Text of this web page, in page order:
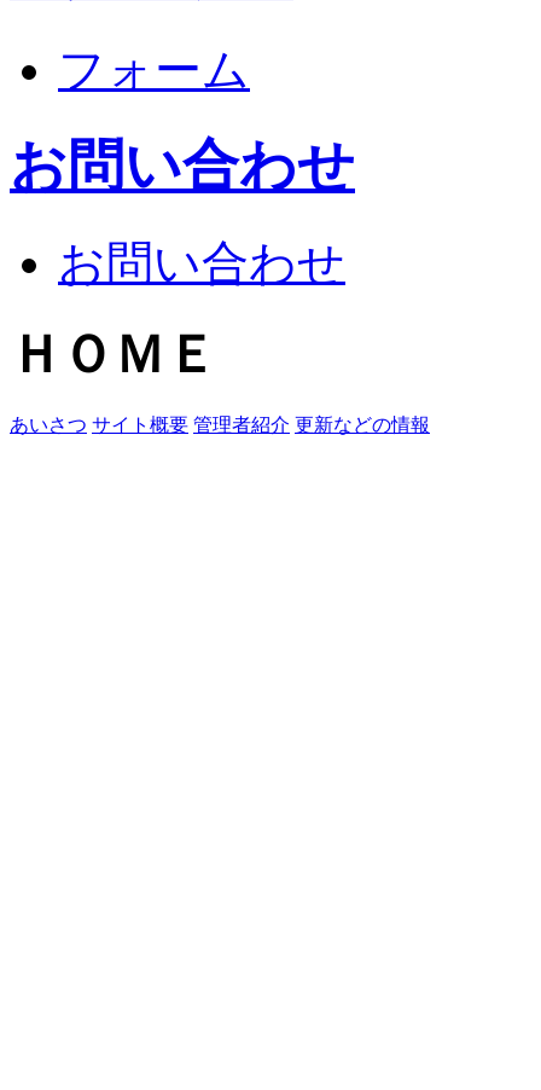
フォーム
お問い合わせ
お問い合わせ
ＨＯＭＥ
あいさつ サイト概要 管理者紹介 更新などの情報